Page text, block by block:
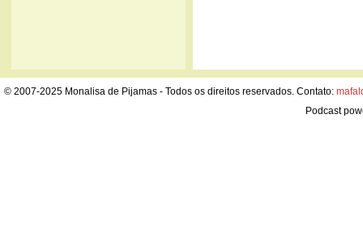
© 2007-2025 Monalisa de Pijamas - Todos os direitos reservados. Contato:
Podcast